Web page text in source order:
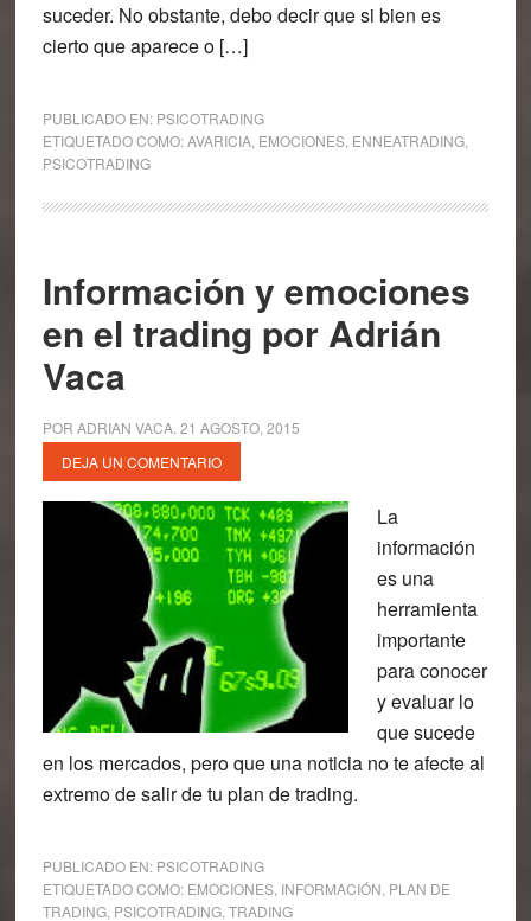
suceder. No obstante, debo decir que si bien es
cierto que aparece o […]
PUBLICADO EN: PSICOTRADING
ETIQUETADO COMO:AVARICIA, EMOCIONES, ENNEATRADING,
PSICOTRADING
Información y emociones
en el trading por Adrián
Vaca
POR ADRIAN VACA. 21 AGOSTO, 2015
DEJA UN COMENTARIO
La
información
es una
herramienta
importante
para conocer
y evaluar lo
que sucede
en los mercados, pero que una noticia no te afecte al
extremo de salir de tu plan de trading.
PUBLICADO EN: PSICOTRADING
ETIQUETADO COMO: EMOCIONES, INFORMACIÓN PLAN DE
TRADING, PSICOTRADING, TRADING